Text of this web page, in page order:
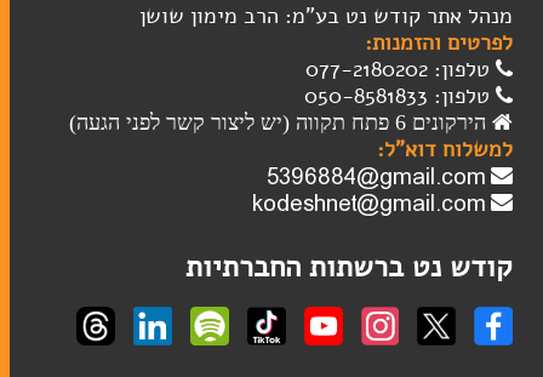
מנהל אתר קודש נט בע"מ: הרב מימון שושן
לפרטים והזמנות:
טלפון: 077-2180202
טלפון: 050-8581833
הירקונים 6 פתח תקווה (יש ליצור קשר לפני הגעה)
למשלוח דוא"ל:
קודש נט ברשתות החברתיות